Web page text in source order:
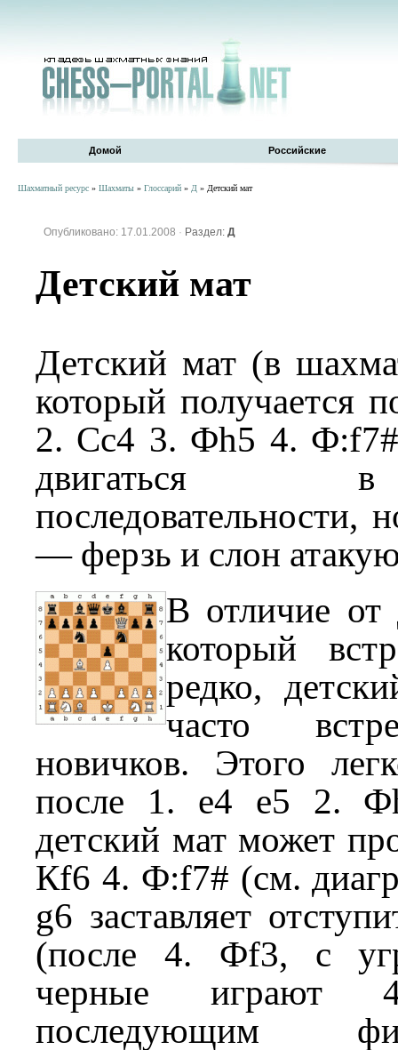
Домой Российские
Шахматный ресурс » Шахматы » Глоссарий » Д » Детский мат
Опубликовано: 17.01.2008 · Раздел: Д
Детский мат
Детский мат (в
который получается
2. Сc4 3. Фh5 4.
двигаться
последовательности,
— ферзь и слон
В отличие от
который
редко,
часто
новичков. Этого
после 1. e4 e5 2.
детский мат может
Кf6 4. Ф:f7# (см.
g6 заставляет
(после 4. Фf3, с
черные
последующим